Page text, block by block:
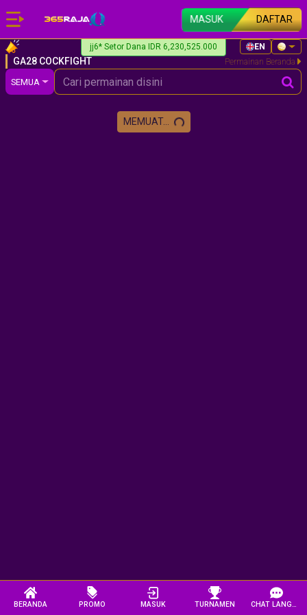
MASUK DAFTAR
jj6* Setor Dana IDR 6,230,525.000 EN
GA28 COCKFIGHT Permainan Beranda
SEMUA
MEMUAT...
BERANDA PROMO MASUK TURNAMEN CHAT LANGSUNG